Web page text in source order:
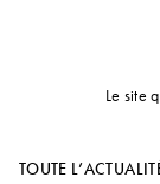
Le site
TOUTE